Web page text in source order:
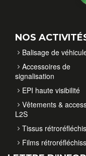
NOS
Balisage de
Accessoires de
signalisation
EPI haute visibilité
Vêtements &
L2S
Tissus
Films